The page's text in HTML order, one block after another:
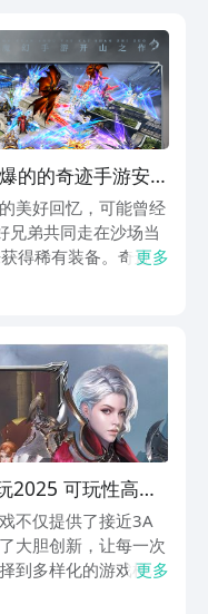
的的奇迹手游安卓
美好回忆，可能曾经
兄弟共同走在沙场当
得稀有装备。奇迹类
别关注而且又特别向
更多
2025 可玩性高的
不仅提供了接近3A
大胆创新，让每一次
到多样化的游戏模
视觉与感官的双重盛
更多